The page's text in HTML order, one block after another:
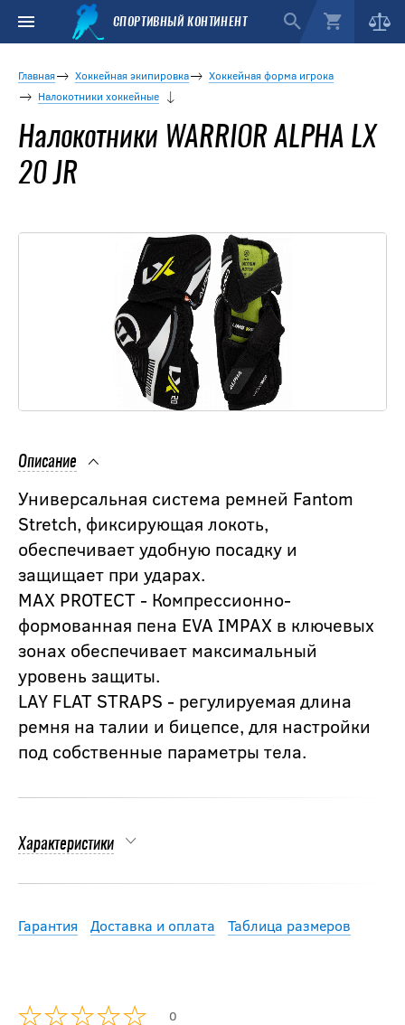
СПОРТИВНЫЙ КОНТИНЕНТ
Главная Хоккейная экипировка
Хоккейная форма игрока
Налокотники хоккейные
Налокотники WARRIOR ALPHA LX
20 JR
Описание
Универсальная система ремней Fantom
Stretch, фиксирующая локоть,
обеспечивает удобную посадку и
защищает при ударах.
MAX PROTECT - Компрессионно-
формованная пена EVA IMPAX в ключевых
зонах обеспечивает максимальный
уровень защиты.
LAY FLAT STRAPS - регулируемая длина
ремня на талии и бицепсе, для настройки
под собственные параметры тела.
Характеристики
Гарантия Доставка и оплата Таблица размеров
0